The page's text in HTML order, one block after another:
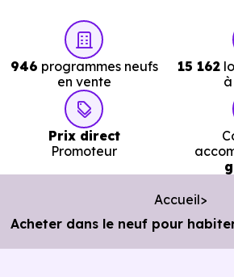
946 programmes neufs
en vente
15 162
Prix direct
Promoteur
Accueil
Acheter dans le neuf pour